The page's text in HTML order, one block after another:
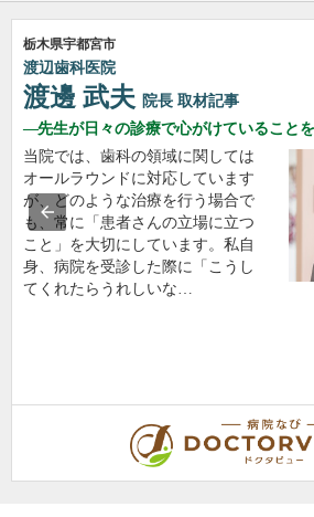
栃木県宇都宮市
渡辺歯科医院
渡邊 武夫 院長 取材記事
先生が日々の診療で心がけていることを
当院では、歯科の領域に関しては
オールラウンドに対応しています
が、どのような治療を行う場合で
も、常に「患者さんの立場に立つ
こと」を大切にしています。私自
身、病院を受診した際に「こうし
てくれたらうれしいな…